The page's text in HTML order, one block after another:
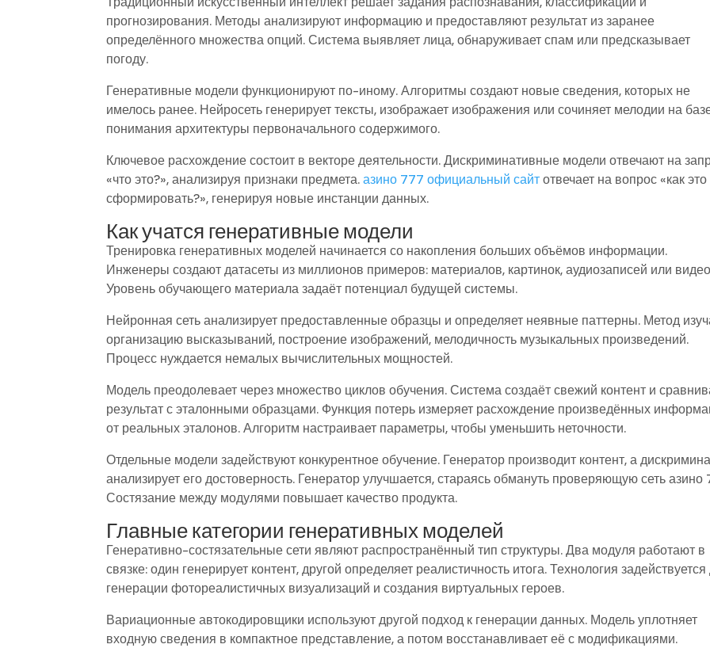
прогнозирования. Методы анализируют информацию и предоставляют результат из заранее
определённого множества опций. Система выявляет лица, обнаруживает спам или предсказывает
погоду.
Генеративные модели функционируют по-иному. Алгоритмы создают новые сведения, которых не
имелось ранее. Нейросеть генерирует тексты, изображает изображения или сочиняет мелодии на
понимания архитектуры первоначального содержимого.
Ключевое расхождение состоит в векторе деятельности. Дискриминативные модели отвечают на
«что это?», анализируя признаки предмета.азино 777 официальный сайтотвечает на вопрос «как это
сформировать?», генерируя новые инстанции данных.
Как учатся генеративные модели
Тренировка генеративных моделей начинается со накопления больших объёмов информации.
Инженеры создают датасеты из миллионов примеров: материалов, картинок, аудиозаписей или
Уровень обучающего материала задаёт потенциал будущей системы.
Нейронная сеть анализирует предоставленные образцы и определяет неявные паттерны. Метод
организацию высказываний, построение изображений, мелодичность музыкальных произведений.
Процесс нуждается немалых вычислительных мощностей.
Модель преодолевает через множество циклов обучения. Система создаёт свежий контент и
результат с эталонными образцами. Функция потерь измеряет расхождение произведённых
от реальных эталонов. Алгоритм настраивает параметры, чтобы уменьшить неточности.
Отдельные модели задействуют конкурентное обучение. Генератор производит контент, а
анализирует его достоверность. Генератор улучшается, стараясь обмануть проверяющую сеть азино
Состязание между модулями повышает качество продукта.
Главные категории генеративных моделей
Генеративно-состязательные сети являют распространённый тип структуры. Два модуля работают в
связке: один генерирует контент, другой определяет реалистичность итога. Технология задействуется
генерации фотореалистичных визуализаций и создания виртуальных героев.
Вариационные автокодировщики используют другой подход к генерации данных. Модель уплотняет
входную сведения в компактное представление, а потом восстанавливает её с модификациями.